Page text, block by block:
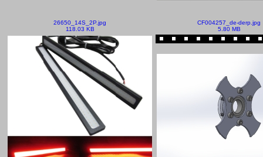
26650_14S_2P.jpg
118.03 KB
CF004257_de-derp.jpg
5.80 MB